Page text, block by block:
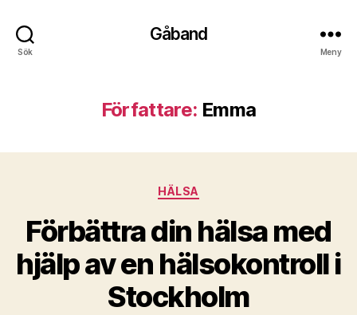
Sök
Gåband
Meny
Författare: Emma
Kategorier
HÄLSA
Förbättra din hälsa med
hjälp av en hälsokontroll i
Stockholm